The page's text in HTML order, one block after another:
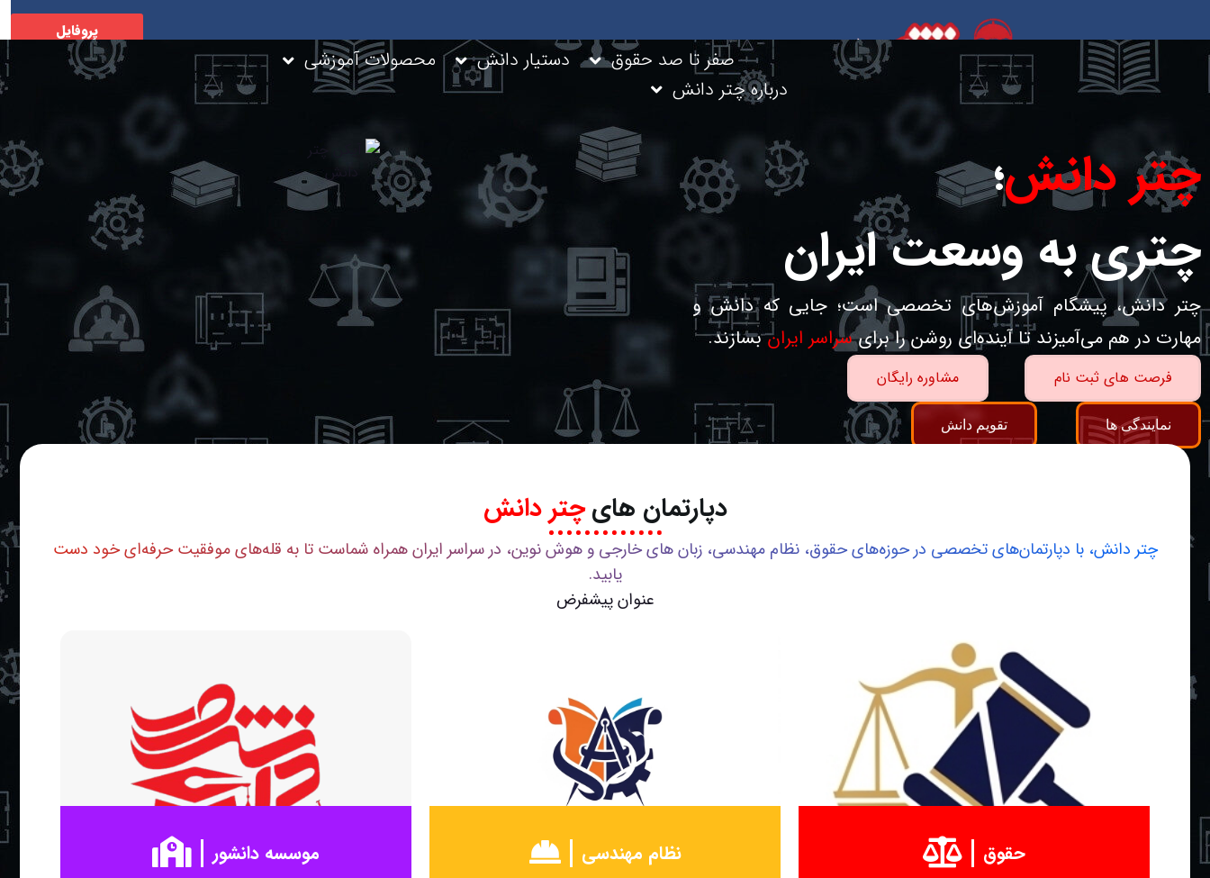
خانه صفر تا صد حقوق دستیار دانش
محصولات آموزشی
درباره چتر دانش
پروفایل
شخصی
چتر دانش؛
چتری به وسعت ایران
چتر دانش، پیشگام آموزش‌های تخصصی است؛ جایی که دانش و
مهارت در هم می‌آمیزند تا آینده‌ای روشن را برایسراسر ایرانبسازند.
فرصت های ثبت نام مشاوره رایگان
نمایندگی ها تقویم دانش
دپارتمان هایچتر دانش
چتر دانش، با دپارتمان‌های تخصصی در حوزه‌های حقوق، نظام مهندسی، زبان های خارجی و هوش نوین، در سراسر ایران همراه شماست تا به قله‌های موفقیت حرفه‌ای خود دست
یابید.
عنوان پیشفرض
حقوق نظام مهندسی موسسه دانشور